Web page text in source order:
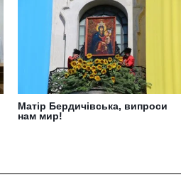
Матір Бердичівська, випроси
нам мир!